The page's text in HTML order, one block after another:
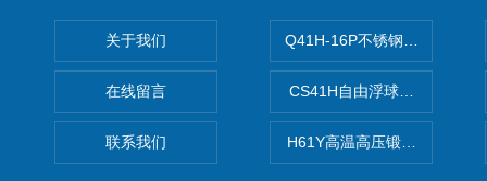
关于我们
在线留言
联系我们
Q41H-16P不锈钢硬密封球阀
CS41H自由浮球式蒸汽疏水
H61Y高温高压锻钢止回阀